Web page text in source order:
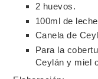
2 huevos.
100ml de
Canela de
Para la
Ceylán y miel